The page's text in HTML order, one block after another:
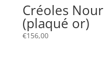
Créoles Nour
(plaqué or)
€156,00